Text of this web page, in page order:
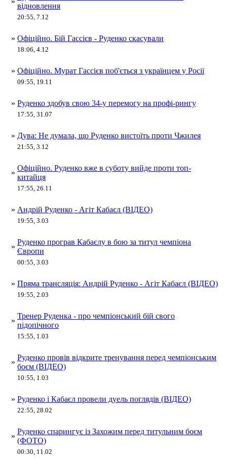
відновлення
20:55, 7.12
» Офіційно. Бій Гассієв - Руденко скасували
18:06, 4.12
» Офіційно. Мурат Гассієв поб'ється з українцем у Росії
09:55, 19.11
» Руденко здобув свою 34-у перемогу на профі-рингу
17:55, 31.07
» Дува: Не думала, що Руденко вистоїть проти Чжилея
21:55, 3.12
»
Офіційно. Руденко вже в суботу вийде проти топ-
китайця
17:55, 26.11
» Андрій Руденко - Агіт Кабаєл (ВІДЕО)
19:55, 3.03
»
Руденко програв Кабаєлу в бою за титул чемпіона
Європи
00:55, 3.03
» Пряма трансляція: Андрій Руденко - Агіт Кабаєл (ВІДЕО)
19:55, 2.03
»
Тренер Руденка - про чемпіонський бій свого
підопічного
15:55, 1.03
»
Руденко провів відкрите тренування перед чемпіонським
боєм (ВІДЕО)
10:55, 1.03
» Руденко і Кабаєл провели дуель поглядів (ВІДЕО)
22:55, 28.02
»
Руденко спарингує із Захожим перед титульним боєм
(ФОТО)
00:30, 11.02